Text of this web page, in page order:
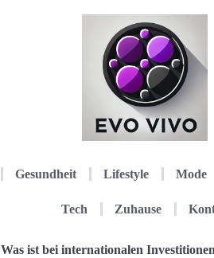
Gesundheit Lifestyle Mode
Tech Zuhause
Was ist bei internationalen